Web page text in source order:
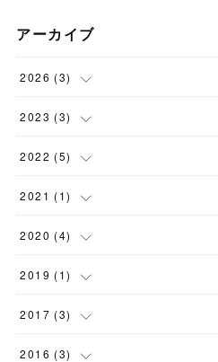
アーカイブ
2026 (3)
(1
(2
2023 (3)
(1
(1
(1
2022 (5)
(1
(1
(3
2021 (1)
(1
2020 (4)
(1
(3
2019 (1)
(1
2017 (3)
(3
2016 (3)